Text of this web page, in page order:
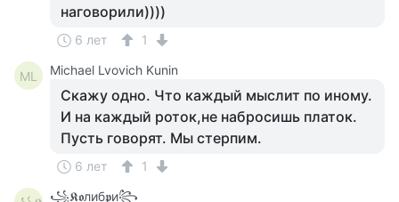
наговорили))))
6 лет 1
ML Michael Lvovich Kunin
Скажу одно. Что каждый мыслит по иному.
И на каждый роток,не набросишь платок.
Пусть говорят. Мы стерпим.
6 лет 1
꧁𝕶𝖔либ𝖕и꧂